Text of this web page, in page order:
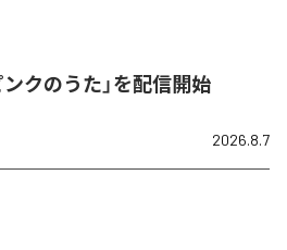
クのうた」を配信開始
2026.8.7